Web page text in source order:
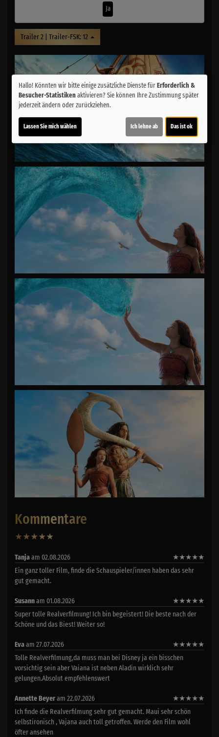
Ja
Trailer 2 | Trailer-FSK: 12
Kommentare
★★★★★
Tanjaam 02.08.2026 ★★★★★
Ein ganz toller Film, finde die Schauspieler/innen haben das sehr
gut gemacht.
Susannam 01.08.2026 ★★★★★
Super tolle Realverfilmung! Ich bin begeistert! Die beste nach der
Schöne und das Biest! Weiter so!
Evaam 27.07.2026 ★★★★★
Tolle Realverfilmung,da muss man bei Disney ja ein bisschen
vorsichtig sein aber Vaiana ist neben Aladin wirklich sehr
gelungen.Absolut empfehlenswert
Annette Beyeram 22.07.2026 ★★★★★
Ich finde die Realverfilmung sehr gut gemacht. Maui sehr schön
selbstironisch , Vajana auch toll getroffen. Werde den Film wohl
öfter ansehen
Hallo! Könnten wir bitte einige zusätzliche Dienste fürErforderlich &
Besucher-Statistikenaktivieren? Sie können Ihre Zustimmung später
jederzeit ändern oder zurückziehen.
Lassen Sie mich wählen Ich lehne ab Das ist ok